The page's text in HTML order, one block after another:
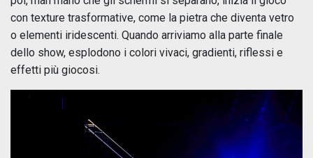
con texture trasformative, come la pietra che diventa vetro
o elementi iridescenti. Quando arriviamo alla parte finale
dello show, esplodono i colori vivaci, gradienti, riflessi e
effetti più giocosi.